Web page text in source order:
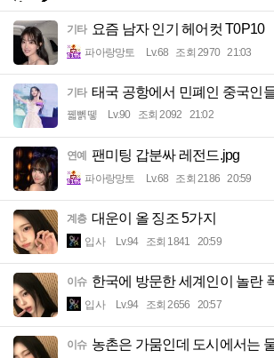
기타 요즘 남자 인기 헤어컷 T0P10
파아랑망토 Lv.68 조회 2970 21:03
기타 태국 공항에서 민폐인 중국인
꿻뻵뗗 Lv.90 조회 2092 21:02
연예 팬미팅 갑분싸 레전드.jpg
파아랑망토 Lv.68 조회 2186 20:59
계층 대운이 올 징조 5가지
입사 Lv.94 조회 1841 20:59
이슈 한국에 방문한 세계인이 놀란
입사 Lv.94 조회 2656 20:57
이슈 농촌은 가뭄인데 도시에서는